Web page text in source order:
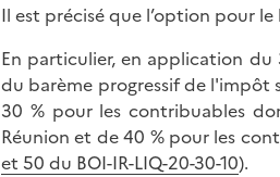
Il est précisé que l’option pour
En particulier, en application
du barème progressif de l'impôt
30 % pour les contribuables
Réunion et de 40 % pour les
et 50 du BOI-IR-LIQ-20-30-10).